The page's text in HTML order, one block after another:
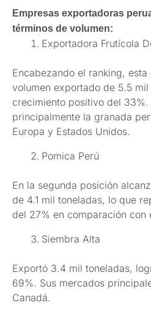
Empresas exportadoras
términos de volumen:
Exportadora Frutícola
Encabezando el ranking,
volumen exportado de 5.5
crecimiento positivo del 33%.
principalmente la granada
Europa y Estados Unidos.
Pomica Perú
En la segunda posición
de 4.1 mil toneladas, lo que
del 27% en comparación con
Siembra Alta
Exportó 3.4 mil toneladas,
69%. Sus mercados
Canadá.